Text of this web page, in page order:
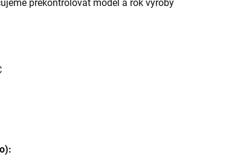
překontrolovat model a rok výroby